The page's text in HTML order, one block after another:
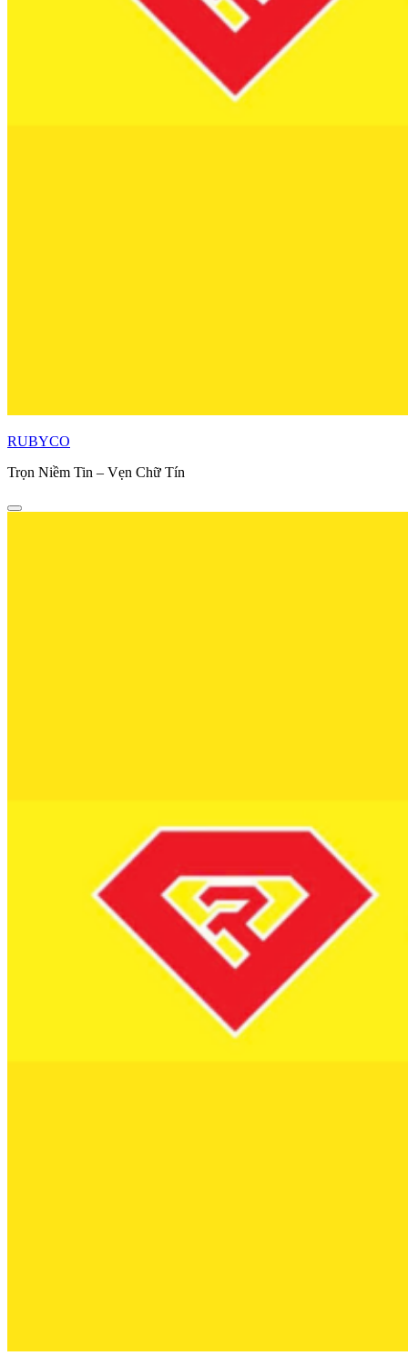
RUBYCO
Trọn Niềm Tin – Vẹn Chữ Tín